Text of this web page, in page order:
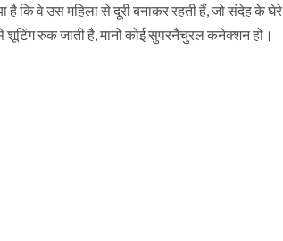
है कि वे उस महिला से दूरी बनाकर रहती हैं, जो संदेह के घेरे
रुक जाती है, मानो कोई सुपरनैचुरल कनेक्शन हो।